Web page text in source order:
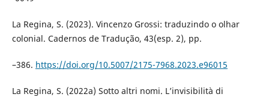
La Regina, S. (2023). Vincenzo Grossi: traduzindo o olhar
colonial. Cadernos de Tradução, 43(esp. 2), pp.
–386. https://doi.org/10.5007/2175-7968.2023.e96015
La Regina, S. (2022a) Sotto altri nomi. L’invisibilità di